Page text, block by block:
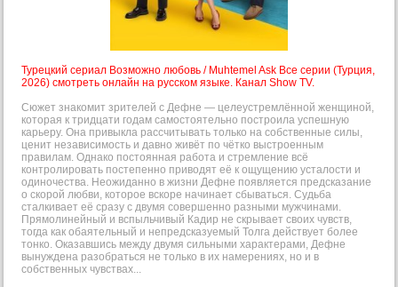
Турецкий сериал Возможно любовь / Muhtemel Ask Все серии (Турция,
2026) смотреть онлайн на русском языке. Канал Show TV.
Сюжет знакомит зрителей с Дефне — целеустремлённой женщиной,
которая к тридцати годам самостоятельно построила успешную
карьеру. Она привыкла рассчитывать только на собственные силы,
ценит независимость и давно живёт по чётко выстроенным
правилам. Однако постоянная работа и стремление всё
контролировать постепенно приводят её к ощущению усталости и
одиночества. Неожиданно в жизни Дефне появляется предсказание
о скорой любви, которое вскоре начинает сбываться. Судьба
сталкивает её сразу с двумя совершенно разными мужчинами.
Прямолинейный и вспыльчивый Кадир не скрывает своих чувств,
тогда как обаятельный и непредсказуемый Толга действует более
тонко. Оказавшись между двумя сильными характерами, Дефне
вынуждена разобраться не только в их намерениях, но и в
собственных чувствах...